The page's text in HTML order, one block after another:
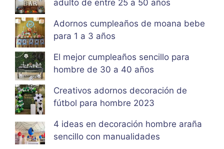
adulto de entre 25 a 50 años
Adornos cumpleaños de moana bebe
para 1 a 3 años
El mejor cumpleaños sencillo para
hombre de 30 a 40 años
Creativos adornos decoración de
fútbol para hombre 2023
4 ideas en decoración hombre araña
sencillo con manualidades